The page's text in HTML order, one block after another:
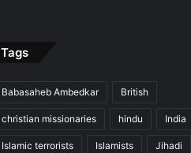
Tags
Babasaheb Ambedkar British
christian missionaries hindu India
Islamic terrorists Islamists Jihadi